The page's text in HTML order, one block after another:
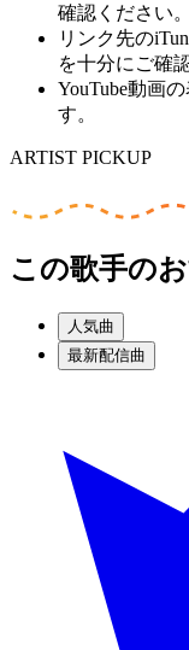
確認ください。
リンク先の
を十分にご確
YouTube動画
す。
ARTIST PICKUP
この歌手の
人気曲
最新配信曲